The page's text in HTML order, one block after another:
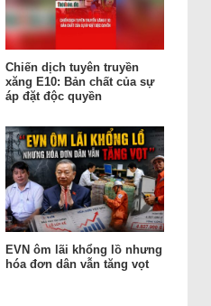
Chiến dịch tuyên truyền
xăng E10: Bản chất của sự
áp đặt độc quyền
EVN ôm lãi khổng lồ nhưng
hóa đơn dân vẫn tăng vọt